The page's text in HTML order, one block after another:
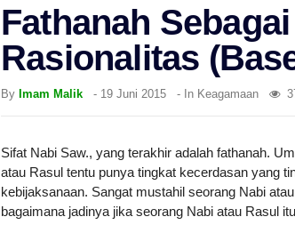
Fathanah
Rasionalitas
By Imam Malik - 19 Juni 2015 - In Keagamaan
Sifat Nabi Saw., yang terakhir adalah fathanah.
atau Rasul tentu punya tingkat kecerdasan yang
kebijaksanaan. Sangat mustahil seorang Nabi
bagaimana jadinya jika seorang Nabi atau Rasul